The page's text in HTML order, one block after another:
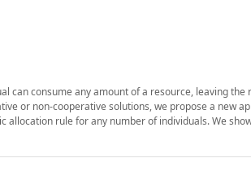
can consume any amount of a resource, leaving the
or non-cooperative solutions, we propose a new
allocation rule for any number of individuals. We